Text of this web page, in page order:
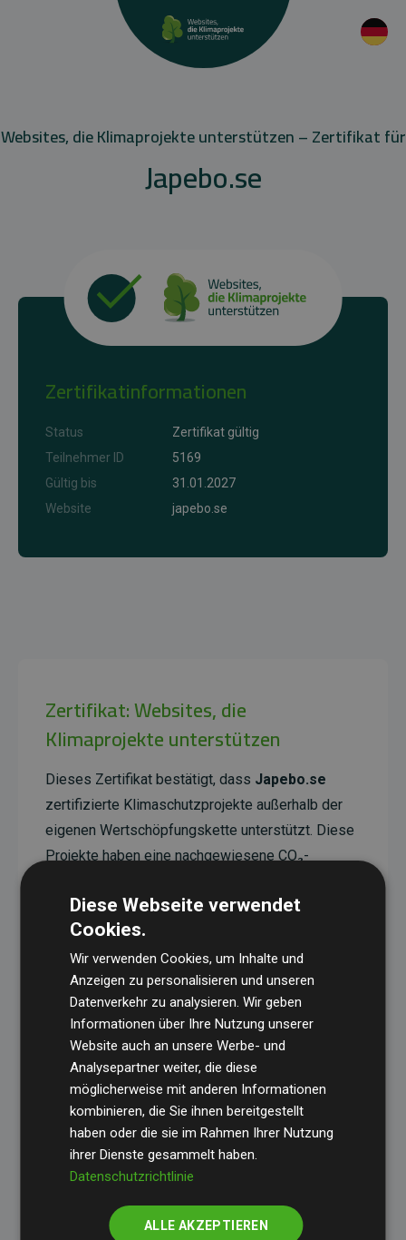
Websites, die Klimaprojekte unterstützen – Zertifikat für
Japebo.se
Zertifikatinformationen
Status
Zertifikat gültig
Teilnehmer ID
5169
Gültig bis
31.01.2027
Website
japebo.se
Zertifikat: Websites, die
Klimaprojekte unterstützen
Dieses Zertifikat bestätigt, dass Japebo.se
zertifizierte Klimaschutzprojekte außerhalb der
eigenen Wertschöpfungskette unterstützt. Diese
Projekte haben eine nachgewiesene CO₂-
Doppelten der geschätzten Emissionen der
Website entspricht.
Alle unterstützten Projekte werden durch
Standardverifiziert und erfüllen höchste
Anforderungen an Qualität, tatsächliche
Klimawirkung und Transparenz. Weitere
Informationen zu den einzelnen Projekten finden
Sie hier.
Initiative Websites, die Klimaprojekte unterstützen
Diese Webseite verwendet
Cookies.
Wir verwenden Cookies, um Inhalte und
Anzeigen zu personalisieren und unseren
Datenverkehr zu analysieren. Wir geben
Informationen über Ihre Nutzung unserer
Website auch an unsere Werbe- und
Analysepartner weiter, die diese
möglicherweise mit anderen Informationen
kombinieren, die Sie ihnen bereitgestellt
haben oder die sie im Rahmen Ihrer Nutzung
ihrer Dienste gesammelt haben.
Datenschutzrichtlinie
ALLE AKZEPTIEREN